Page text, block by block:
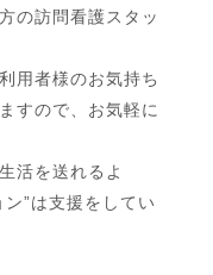
の訪問看護スタッ
用者様のお気持ち
すので、お気軽に
活を送れるよ
”は支援をしてい